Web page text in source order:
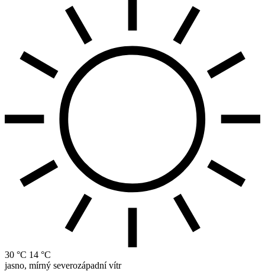
30 °C 14 °C
jasno, mírný severozápadní vítr